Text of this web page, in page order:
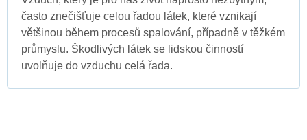
často znečišťuje celou řadou látek, které vznikají
většinou během procesů spalování, případně v těžkém
průmyslu. Škodlivých látek se lidskou činností
uvolňuje do vzduchu celá řada.